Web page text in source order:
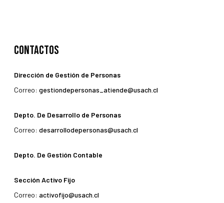
Contactos
Dirección de Gestión de Personas
Correo: gestiondepersonas_atiende@usach.cl
Depto. De Desarrollo de Personas
Correo: desarrollodepersonas@usach.cl
Depto. De Gestión Contable
Sección Activo Fijo
Correo: activofijo@usach.cl